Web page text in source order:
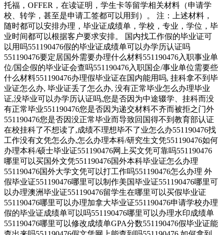
托福，OFFER，在读证明，学生卡等留学相关材料（申请学
校、转学，甚至是申请工签都可以用到）。 注：上述材料，
随时都可以安排办理，毕业证成绩单，学校，专业，学位，毕
业时间都可以根据客户要求安排。 国内找工作假的毕业证可
以用吗551190476假的毕业证成绩单可以办学历认证吗
551190476要定居国外需要办理什么材料551190476入职事业单
位/国企假的毕业证会查吗551190476入职国企/事业单位需要些
什么材料551190476办理假毕业证在国内能用吗, 挂科拿不到毕
业证怎么办, 毕业证丢了怎么办, 没有正常毕业怎么办理毕业
证,没毕业可以办学历认证吗,您是否因为中途辍学、挂科而没
有正常毕业551190476您是否因为递交材料不齐而被拒之门外
551190476您是否因没正常毕业而导致回国得不到教育部认证
在校挂科了不想读了,成绩不理想毕不了业怎么办551190476找
工作没有文凭怎么办,怎么办理本科/研究生文凭551190476如何
办理本科/硕士毕业证551190476网上买文凭可靠吗551190476
哪里可以买国外文凭551190476国外本科毕业证怎么办理
551190476国外大学文凭可以打工作吗551190476怎么办理 外
假毕业证551190476哪里可以制作美国毕业证551190476哪里可
以办理澳洲毕业证551190476留学生在哪里可以买假毕业证
551190476哪里可以办理加拿大毕业证551190476申请学校办理
假的毕业证成绩单可以吗551190476哪里可以办理水印成绩单
551190476哪里可以修改成绩单GPA分数551190476假毕业证能